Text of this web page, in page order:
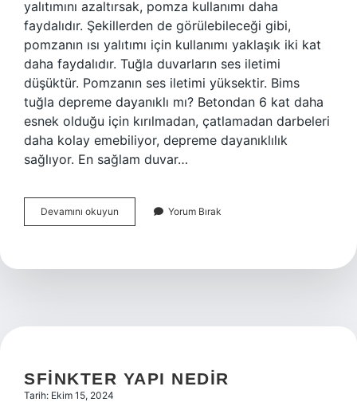
yalıtımını azaltırsak, pomza kullanımı daha
faydalıdır. Şekillerden de görülebileceği gibi,
pomzanın ısı yalıtımı için kullanımı yaklaşık iki kat
daha faydalıdır. Tuğla duvarların ses iletimi
düşüktür. Pomzanın ses iletimi yüksektir. Bims
tuğla depreme dayanıklı mı? Betondan 6 kat daha
esnek olduğu için kırılmadan, çatlamadan darbeleri
daha kolay emebiliyor, depreme dayanıklılık
sağlıyor. En sağlam duvar…
Devamını okuyun
Duvar
Yorum Bırak
SFINKTER YAPI NEDIR
Tarih: Ekim 15, 2024